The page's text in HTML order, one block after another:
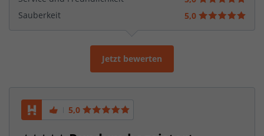
Sauberkeit
5,0
Jetzt bewerten
5,0